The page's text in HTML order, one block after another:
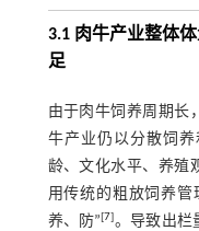
3.1 肉牛产业整体
足
由于肉牛饲养周期长
牛产业仍以分散饲
龄、文化水平、养殖
用传统的粗放饲养管
养、防”[7]。导致出栏